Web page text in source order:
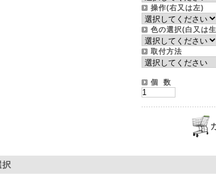
操作(右又は左)
色の選択(白又は
取付方法
個 数